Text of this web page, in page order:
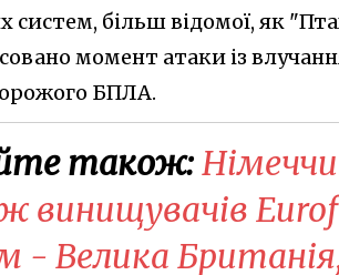
систем, більш відомої, як
момент атаки із
БПЛА.
також:
винищувачів
- Велика